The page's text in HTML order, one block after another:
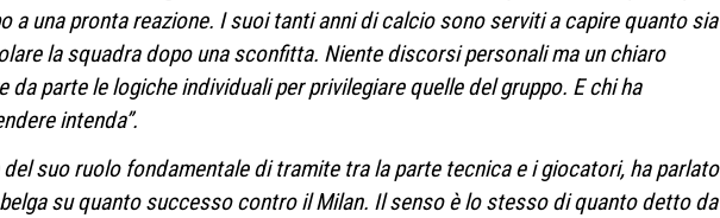
a una pronta reazione. I suoi tanti anni di calcio sono serviti a capire quanto sia
la squadra dopo una sconfitta. Niente discorsi personali ma un chiaro
da parte le logiche individuali per privilegiare quelle del gruppo. E chi ha
intenda”.
del suo ruolo fondamentale di tramite tra la parte tecnica e i giocatori, ha parlato
su quanto successo contro il Milan. Il senso è lo stesso di quanto detto da